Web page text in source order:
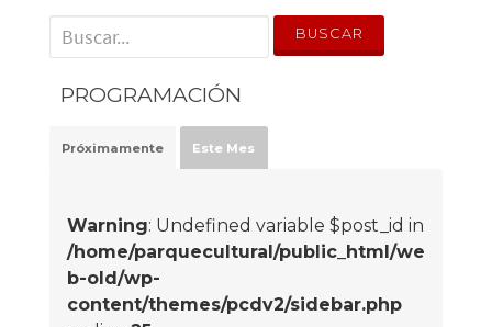
' . __('Search for:') . '
PROGRAMACIÓN
Próximamente Este Mes
Warning: Undefined variable $post_id in
/home/parquecultural/public_html/we
b-old/wp-
content/themes/pcdv2/sidebar.php